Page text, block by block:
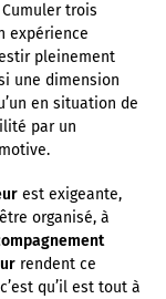
trois
expérience
pleinement
une dimension
en situation de
par un
est exigeante,
organisé, à
rendent ce
qu’il est tout à